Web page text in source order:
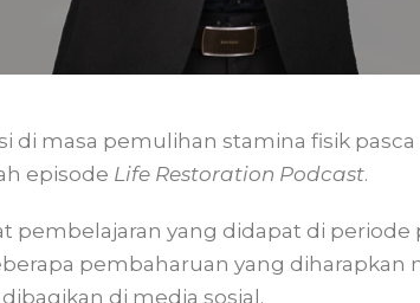
di masa pemulihan stamina fisik
episode Life Restoration Podcast.
pembelajaran yang didapat di
pembaharuan yang diharapkan
di media sosial.